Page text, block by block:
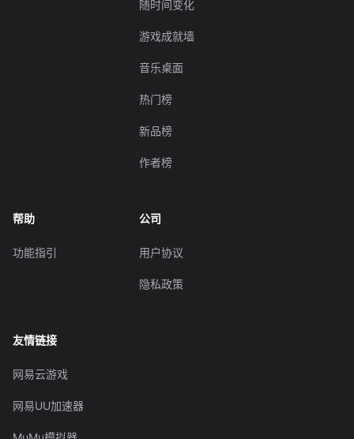
随时间变化
游戏成就墙
音乐桌面
热门榜
新品榜
作者榜
帮助
功能指引
公司
用户协议
隐私政策
友情链接
网易云游戏
网易UU加速器